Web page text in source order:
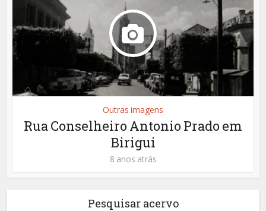
Outras imagens
Rua Conselheiro Antonio Prado em
Birigui
8 anos atrás
Pesquisar acervo